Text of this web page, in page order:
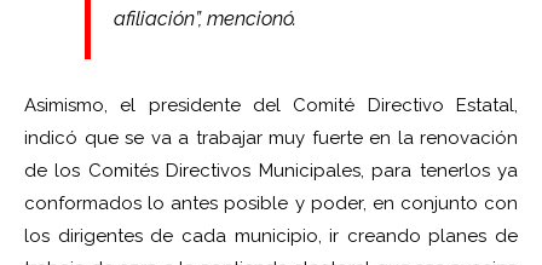
afiliación”, mencionó.
Asimismo, el presidente del Comité Directivo Estatal,
indicó que se va a trabajar muy fuerte en la renovación
de los Comités Directivos Municipales, para tenerlos ya
conformados lo antes posible y poder, en conjunto con
los dirigentes de cada municipio, ir creando planes de